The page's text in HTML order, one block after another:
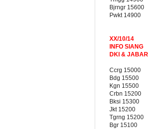
Bjrngr 15600
Pwkt 14900
XX/10/14
INFO SIANG
DKI & JABAR
Ccrg 15000
Bdg 15500
Kgn 15500
Crbn 15200
Bksi 15300
Jkt 15200
Tgrng 15200
Bgr 15100